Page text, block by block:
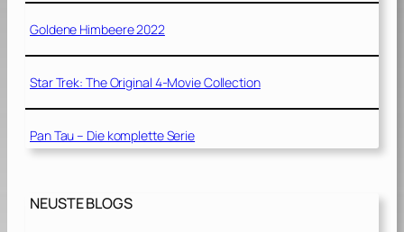
Goldene Himbeere 2022
Star Trek: The Original 4-Movie Collection
Pan Tau – Die komplette Serie
NEUSTE BLOGS